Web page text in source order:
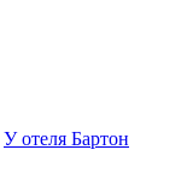
У отеля Бартон